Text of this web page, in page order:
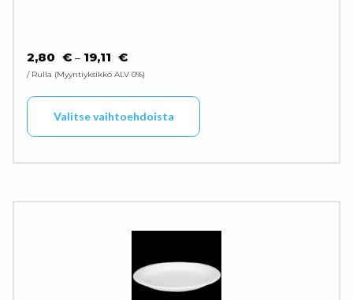
2,80 € – 19,11 €HINTALUOKKA: 2,80 € - 19,11 €
/ Rulla Myyntiyksikkö ALV 0%
Valitse vaihtoehdoista